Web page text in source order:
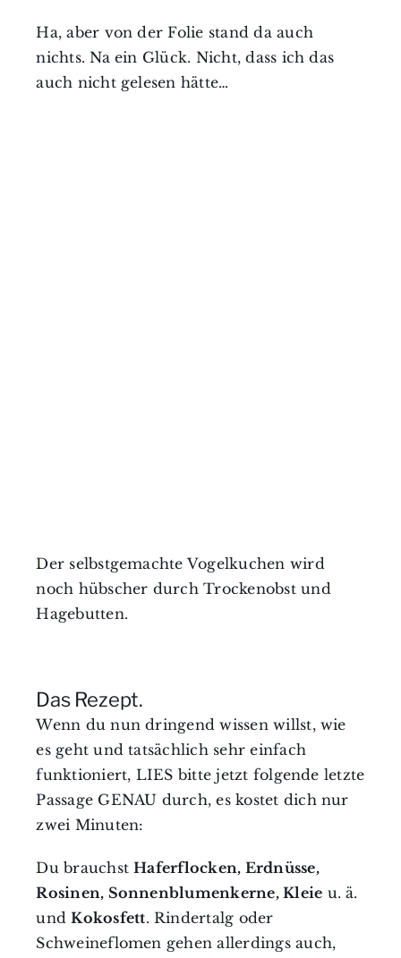
Ha, aber von der Folie stand da auch
nichts. Na ein Glück. Nicht, dass ich das
auch nicht gelesen hätte…
Der selbstgemachte Vogelkuchen wird
noch hübscher durch Trockenobst und
Hagebutten.
Das Rezept.
Wenn du nun dringend wissen willst, wie
es geht und tatsächlich sehr einfach
funktioniert, LIES bitte jetzt folgende letzte
Passage GENAU durch, es kostet dich nur
zwei Minuten:
Du brauchstHaferflocken, Erdnüsse,
Rosinen, Sonnenblumenkerne, Kleie u. ä.
undKokosfett. Rindertalg oder
Schweineflomen gehen allerdings auch,